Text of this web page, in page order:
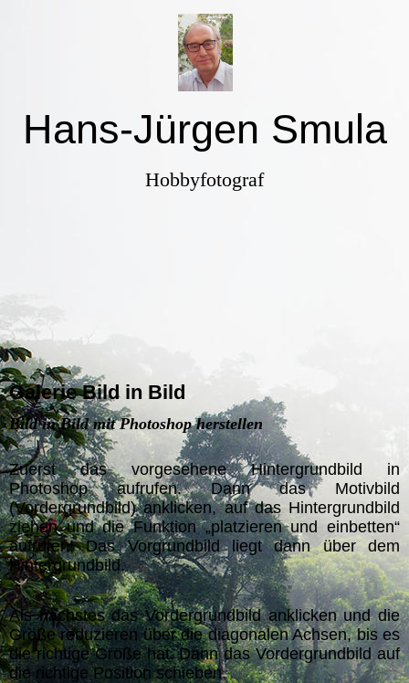
Hans-Jürgen Smula
Hobbyfotograf
Galerie Bild in Bild
Bild in Bild mit Photoshop herstellen
Zuerst das vorgesehene Hintergrundbild in
Photoshop aufrufen. Dann das Motivbild
(Vordergrundbild) anklicken, auf das Hintergrundbild
ziehen und die Funktion „platzieren und einbetten“
aufrufen! Das Vorgrundbild liegt dann über dem
Hintergrundbild.
Als nächstes das Vordergrundbild anklicken und die
Größe reduzieren über die diagonalen Achsen, bis es
die richtige Größe hat. Dann das Vordergrundbild auf
die richtige Position schieben.